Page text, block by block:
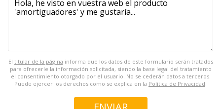
El titular de la página informa que los datos de este formulario serán tratados
para ofrecerle la información solicitada, siendo la base legal del tratamiento
el consentimiento otorgado por el usuario. No se cederán datos a terceros.
Puede ejercer los derechos como se explica en la Política de Privacidad